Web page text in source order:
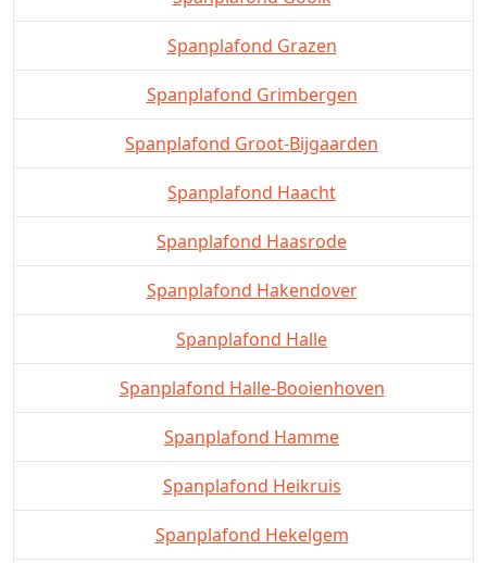
Spanplafond Grazen
Spanplafond Grimbergen
Spanplafond Groot-Bijgaarden
Spanplafond Haacht
Spanplafond Haasrode
Spanplafond Hakendover
Spanplafond Halle
Spanplafond Halle-Booienhoven
Spanplafond Hamme
Spanplafond Heikruis
Spanplafond Hekelgem